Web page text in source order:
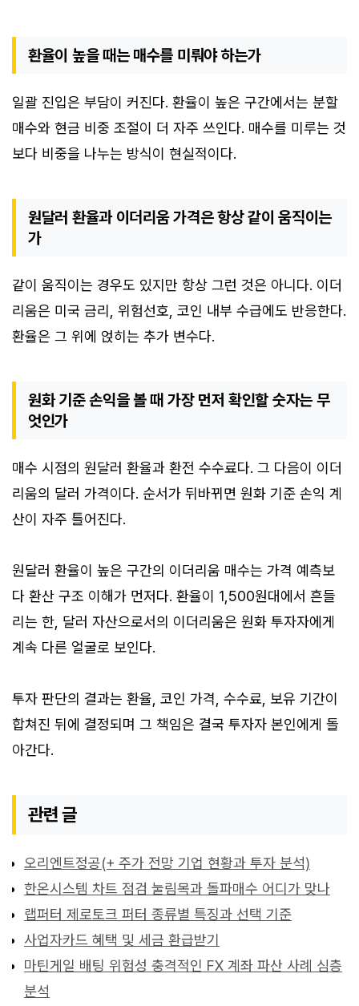
환율이 높을 때는 매수를 미뤄야 하는가
일괄 진입은 부담이 커진다. 환율이 높은 구간에서는 분할
매수와 현금 비중 조절이 더 자주 쓰인다. 매수를 미루는 것
보다 비중을 나누는 방식이 현실적이다.
원달러 환율과 이더리움 가격은 항상 같이 움직이는
가
같이 움직이는 경우도 있지만 항상 그런 것은 아니다. 이더
리움은 미국 금리, 위험선호, 코인 내부 수급에도 반응한다.
환율은 그 위에 얹히는 추가 변수다.
원화 기준 손익을 볼 때 가장 먼저 확인할 숫자는 무
엇인가
매수 시점의 원달러 환율과 환전 수수료다. 그 다음이 이더
리움의 달러 가격이다. 순서가 뒤바뀌면 원화 기준 손익 계
산이 자주 틀어진다.
원달러 환율이 높은 구간의 이더리움 매수는 가격 예측보
다 환산 구조 이해가 먼저다. 환율이 1,500원대에서 흔들
리는 한, 달러 자산으로서의 이더리움은 원화 투자자에게
계속 다른 얼굴로 보인다.
투자 판단의 결과는 환율, 코인 가격, 수수료, 보유 기간이
합쳐진 뒤에 결정되며 그 책임은 결국 투자자 본인에게 돌
아간다.
관련 글
오리엔트정공(+ 주가 전망 기업 현황과 투자 분석)
한온시스템 차트 점검 눌림목과 돌파매수 어디가 맞나
랩퍼터 제로토크 퍼터 종류별 특징과 선택 기준
사업자카드 혜택 및 세금 환급받기
마틴게일 배팅 위험성 충격적인 FX 계좌 파산 사례 심층
분석